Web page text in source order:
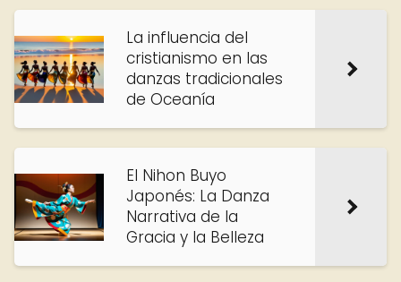
La influencia del
cristianismo en las
danzas tradicionales
de Oceanía
El Nihon Buyo
Japonés: La Danza
Narrativa de la
Gracia y la Belleza